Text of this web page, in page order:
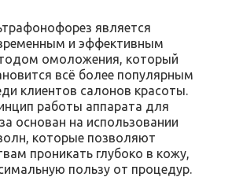
является
и эффективным
омоложения, который
всё более популярным
клиентов салонов красоты.
работы аппарата для
основан на использовании
которые позволяют
проникать глубоко в кожу,
пользу от процедур.